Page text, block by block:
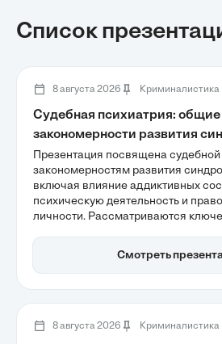
Список
8 августа 2026 Криминалистика
Судебная психиатрия: общие
закономерности развития
зависимости
Презентация посвящена судебной
закономерностям развития
включая влияние аддиктивных
психическую деятельность и
личности. Рассматриваются
криминогенной активностью, а
которая усложняет экспертную
Смотреть
8 августа 2026 Криминалистика